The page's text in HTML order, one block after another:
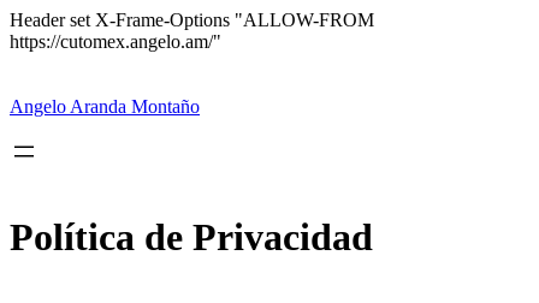
Header set X-Frame-Options "ALLOW-FROM
https://cutomex.angelo.am/"
Angelo Aranda Montaño
Política de Privacidad